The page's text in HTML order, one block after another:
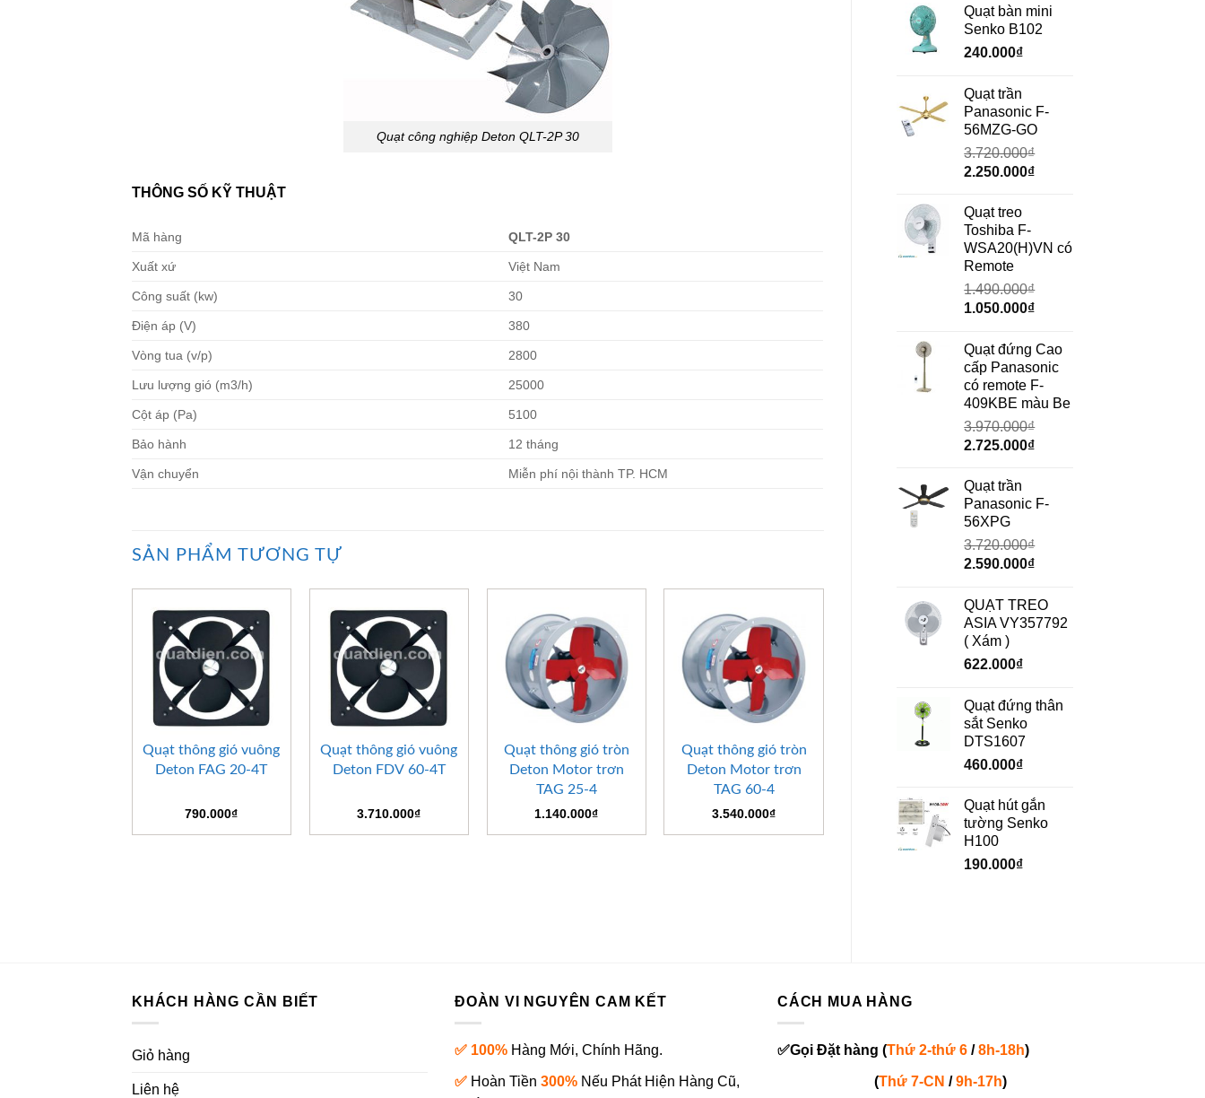
Quạt bàn mini
Senko B102
240.000₫
Quạt trần
Panasonic F-
56MZG-GO
3.720.000₫
Giá
là:
3.720.000₫.
2.250.000₫Giá
2.250.000₫.
Quạt treo
Toshiba F-
WSA20(H)VN có
Remote
1.490.000₫
Giá
là:
1.490.000₫.
1.050.000₫Giá
tại
là:
1.050.000₫.
Quạt đứng Cao
cấp Panasonic
có remote F-
409KBE màu Be
3.970.000₫
Giá
là:
3.970.000₫.
2.725.000₫Giá
là:
Quạt trần
Panasonic F-
56XPG
3.720.000₫
Giá
là:
3.720.000₫.
2.590.000₫Giá
tại
là:
QUẠT TREO
ASIA VY357792
( Xám )
622.000₫
Quạt đứng thân
sắt Senko
DTS1607
460.000₫
Quạt hút gắn
tường Senko
H100
190.000₫
Quạt công nghiệp Deton QLT-2P 30
THÔNG SỐ KỸ THUẬT
Mã hàng QLT-2P 30
Xuất xứ Việt Nam
Công suất (kw) 30
Điện áp (V) 380
Vòng tua (v/p) 2800
Lưu lượng gió (m3/h) 25000
Cột áp (Pa) 5100
Bảo hành 12 tháng
Vận chuyển Miễn phí nội thành TP. HCM
SẢN PHẨM TƯƠNG TỰ
Quạt thông gió vuông
Deton FAG 20-4T
790.000₫
Quạt thông gió vuông
Deton FDV 60-4T
3.710.000₫
Quạt thông gió tròn
Deton Motor trơn
TAG 25-4
1.140.000₫
Quạt thông gió tròn
Deton Motor trơn
TAG 60-4
3.540.000₫
Quạt treo tường công
KHÁCH HÀNG CẦN BIẾT
Giỏ hàng
Liên hệ
ĐOÀN VI NGUYÊN CAM KẾT
✅ 100% Hàng Mới, Chính Hãng.
✅ Hoàn Tiền 300% Nếu Phát Hiện Hàng Cũ,
CÁCH MUA HÀNG
✅Gọi Đặt hàng (Thứ 2-thứ 6 /8h-18h)
(Thứ 7-CN /9h-17h)